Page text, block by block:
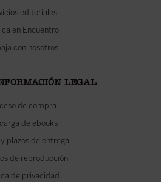
editoriales
en Encuentro
con nosotros
LEGAL
de compra
de ebooks
plazos de entrega
de reproducción
de privacidad